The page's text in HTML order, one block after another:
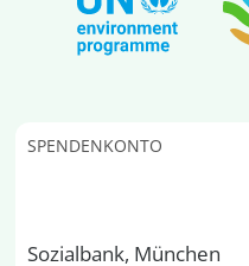
SPENDENKONTO
Sozialbank, München